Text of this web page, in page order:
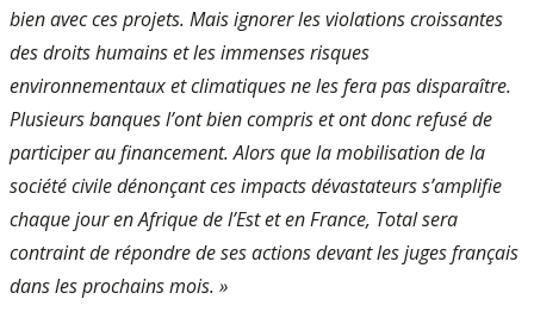
bien avec ces projets. Mais ignorer les violations croissantes
des droits humains et les immenses risques
environnementaux et climatiques ne les fera pas disparaître.
Plusieurs banques l’ont bien compris et ont donc refusé de
participer au financement. Alors que la mobilisation de la
société civile dénonçant ces impacts dévastateurs s’amplifie
chaque jour en Afrique de l’Est et en France, Total sera
contraint de répondre de ses actions devant les juges français
dans les prochains mois. »